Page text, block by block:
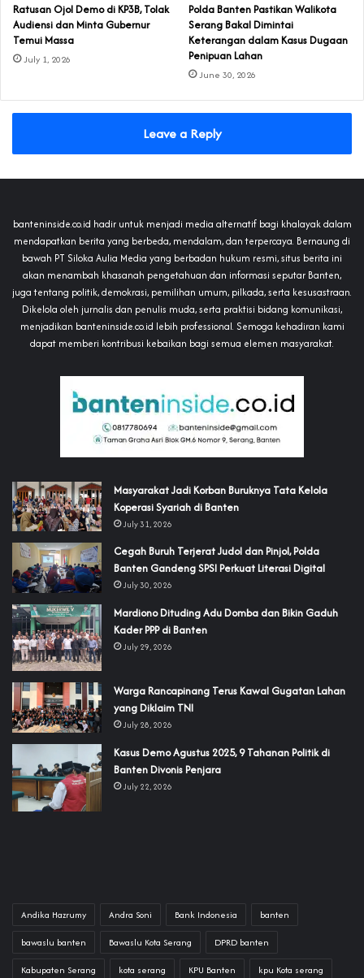
‎Ratusan Ojol Demo di KP3B, Tolak
Audiensi dan Minta Gubernur
Temui Massa
July 1, 2026
Polda Banten Pastikan Walikota
Serang Bakal Dimintai
Keterangan dalam Kasus Dugaan
Penipuan Lahan
June 30, 2026
Leave a Reply
banteninside.co.id hadir untuk menjadi media alternatif bagi khalayak dalam
mendapatkan berita yang berbeda, mendalam, dan terpercaya. Bernaung di
bawah PT Siloka Aulia Media yang berbadan hukum resmi, situs berita ini
akan menambah khasanah pengetahuan dan informasi seputar Banten,
juga tentang politik, demokrasi, pemilihan umum, pilkada, serta kesusastraan.
Dikelola oleh jurnalis dan penulis muda, serta praktisi bidang komunikasi,
menjadikan banteninside.co.id lebih professional. Semoga kehadiran kami
dapat memberi kontribusi kebaikan bagi semua elemen masyarakat.
‎Masyarakat Jadi Korban Buruknya Tata Kelola
Koperasi Syariah di Banten
July 31, 2026
Cegah Buruh Terjerat Judol dan Pinjol, Polda
Banten Gandeng SPSI Perkuat Literasi Digital
July 30, 2026
‎Mardiono Dituding Adu Domba dan Bikin Gaduh
Kader PPP di Banten
July 29, 2026
‎Warga Rancapinang Terus Kawal Gugatan Lahan
yang Diklaim TNI‎‎
July 28, 2026
‎Kasus Demo Agustus 2025, 9 Tahanan Politik di
Banten Divonis Penjara
July 22, 2026
Andika Hazrumy Andra Soni Bank Indonesia banten
bawaslu banten Bawaslu Kota Serang DPRD banten
Kabupaten Serang kota serang KPU Banten kpu Kota serang